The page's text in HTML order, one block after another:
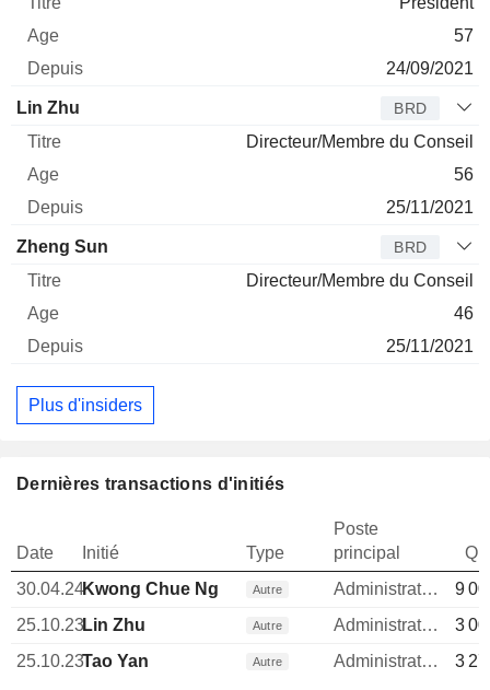
57
24/09/2021
Lin Zhu BRD
Directeur/Membre du Conseil
56
25/11/2021
Zheng Sun BRD
Directeur/Membre du Conseil
46
25/11/2021
Plus d'insiders
Dernières transactions d'initiés
Date Initié Type
Poste
principal
30.04.24Kwong Chue Ng Autre Administrateur
9
25.10.23Lin Zhu Autre Administrateur
3
25.10.23Tao Yan Autre Administrateur 3